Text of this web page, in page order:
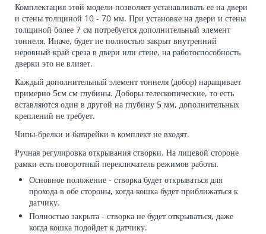
Комплектация этой модели позволяет устанавливать ее на двери
и стены толщиной 10 - 70 мм. При установке на двери и стены
толщиной более 7 см потребуется дополнительный элемент
тоннеля. Иначе, будет не полностью закрыт внутренний
неровный край среза в двери или стене, на работоспособность
дверки это не влияет.
Каждый дополнительный элемент тоннеля (добор) наращивает
примерно 5см см глубины. Доборы телескопические, то есть
вставляются один в другой на глубину 5 мм, дополнительных
креплений не требует.
Чипы-брелки и батарейки в комплект не входят.
Ручная регулировка открывания створки. На лицевой стороне
рамки есть поворотный переключатель режимов работы.
Основное положение - створка будет открываться для
прохода в обе стороны, когда кошка будет приближаться к
датчику.
Полностью закрыта - створка не будет открываться, даже
когда кошка подойдет к датчику.